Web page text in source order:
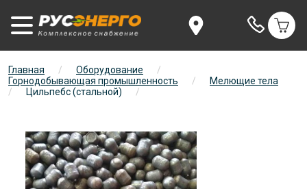
Главная / Оборудование
/
Горнодобывающая промышленность
/
Мелющие тела
/
Цильпебс (стальной) /